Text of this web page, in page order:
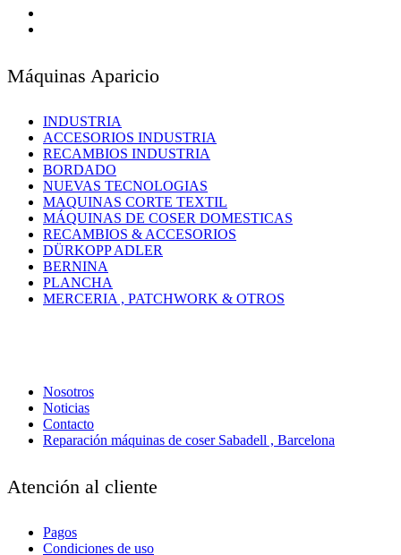
Máquinas Aparicio
INDUSTRIA
ACCESORIOS INDUSTRIA
RECAMBIOS INDUSTRIA
BORDADO
NUEVAS TECNOLOGIAS
MAQUINAS CORTE TEXTIL
MÁQUINAS DE COSER DOMESTICAS
RECAMBIOS & ACCESORIOS
DÜRKOPP ADLER
BERNINA
PLANCHA
MERCERIA , PATCHWORK & OTROS
Nosotros
Noticias
Contacto
Reparación máquinas de coser Sabadell , Barcelona
Atención al cliente
Pagos
Condiciones de uso